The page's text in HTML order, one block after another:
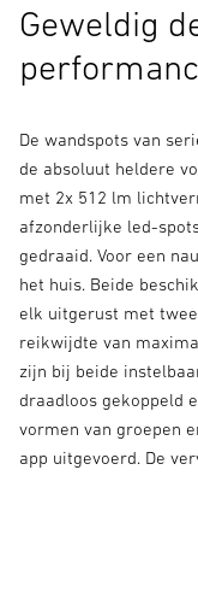
Geweldig
De wandspots van
de absoluut heldere
met 2x 512 lm
afzonderlijke led-
gedraaid. Voor een
het huis. Beide
elk uitgerust met
reikwijdte van
zijn bij beide
draadloos gekoppeld
vormen van groepen
app uitgevoerd. De